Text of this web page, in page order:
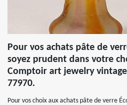
Pour vos achats pâte de
soyez prudent dans votre
Comptoir art jewelry
77970.
Pour vos choix aux achats pâte de verre